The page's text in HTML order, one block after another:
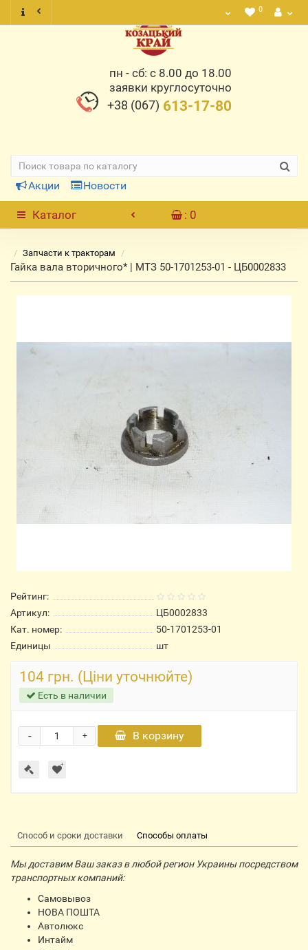
0
пн - сб: с 8.00 до 18.00
заявки круглосуточно
+38 (067) 613-17-80
Акции Новости
Каталог : 0
Запчасти к тракторам
Гайка вала вторичного* | МТЗ 50-1701253-01 - ЦБ0002833
Рейтинг:
Артикул:
ЦБ0002833
Кат. номер:
50-1701253-01
Единицы
шт
104 грн. (Ціни уточнюйте)
Есть в наличии
+
- В корзину
Способ и сроки доставки Способы оплаты
Мы доставим Ваш заказ в любой регион Украины посредством
транспортных компаний:
Самовывоз
НОВА ПОШТА
Автолюкс
Интайм